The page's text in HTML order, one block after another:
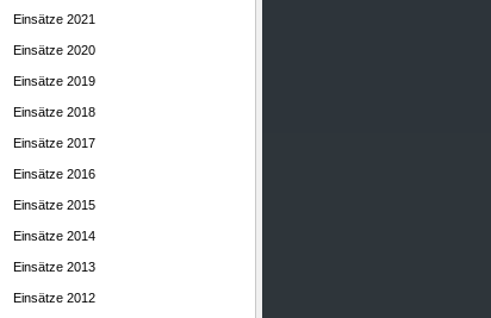
Einsätze 2021
Einsätze 2020
Einsätze 2019
Einsätze 2018
Einsätze 2017
Einsätze 2016
Einsätze 2015
Einsätze 2014
Einsätze 2013
Einsätze 2012